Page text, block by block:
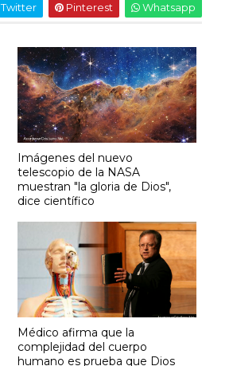
Pinterest Whatsapp
Imágenes del nuevo
telescopio de la NASA
muestran "la gloria de Dios",
dice científico
Médico afirma que la
complejidad del cuerpo
humano es prueba que Dios